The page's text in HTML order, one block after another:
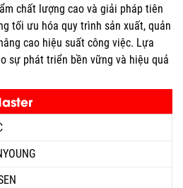
chất lượng cao và giải pháp tiên
tối ưu hóa quy trình sản xuất, quản
cao hiệu suất công việc. Lựa
sự phát triển bền vững và hiệu quả